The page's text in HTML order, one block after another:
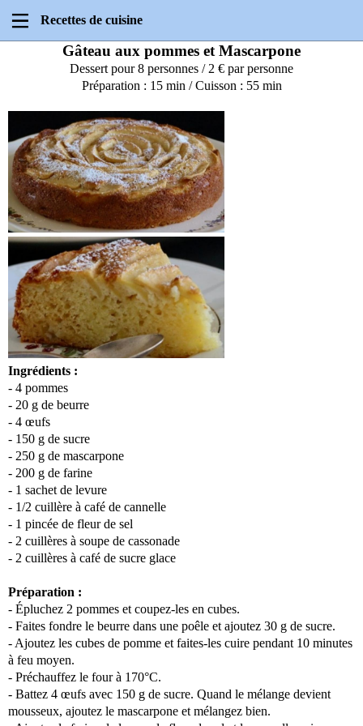
Recettes de cuisine
Gâteau aux pommes et Mascarpone
Dessert pour 8 personnes / 2 € par personne
Préparation : 15 min / Cuisson : 55 min
Ingrédients :
- 4 pommes
- 20 g de beurre
- 4 œufs
- 150 g de sucre
- 250 g de mascarpone
- 200 g de farine
- 1 sachet de levure
- 1/2 cuillère à café de cannelle
- 1 pincée de fleur de sel
- 2 cuillères à soupe de cassonade
- 2 cuillères à café de sucre glace
Préparation :
- Épluchez 2 pommes et coupez-les en cubes.
- Faites fondre le beurre dans une poêle et ajoutez 30 g de sucre.
- Ajoutez les cubes de pomme et faites-les cuire pendant 10 minutes
à feu moyen.
- Préchauffez le four à 170°C.
- Battez 4 œufs avec 150 g de sucre. Quand le mélange devient
mousseux, ajoutez le mascarpone et mélangez bien.